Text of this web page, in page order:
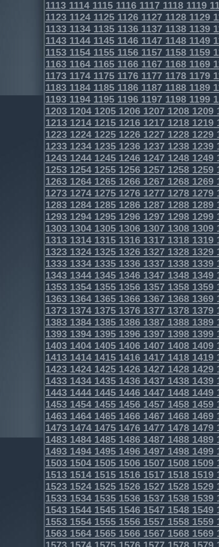
1113111411151116111711181119
1123112411251126112711281129
1133113411351136113711381139
1143114411451146114711481149
1153115411551156115711581159
1163116411651166116711681169
1173117411751176117711781179
1183118411851186118711881189
1193119411951196119711981199
1203120412051206120712081209
1213121412151216121712181219
1223122412251226122712281229
1233123412351236123712381239
1243124412451246124712481249
1253125412551256125712581259
1263126412651266126712681269
1273127412751276127712781279
1283128412851286128712881289
1293129412951296129712981299
1303130413051306130713081309
1313131413151316131713181319
1323132413251326132713281329
1333133413351336133713381339
1343134413451346134713481349
1353135413551356135713581359
1363136413651366136713681369
1373137413751376137713781379
1383138413851386138713881389
1393139413951396139713981399
1403140414051406140714081409
1413141414151416141714181419
1423142414251426142714281429
1433143414351436143714381439
1443144414451446144714481449
1453145414551456145714581459
1463146414651466146714681469
1473147414751476147714781479
1483148414851486148714881489
1493149414951496149714981499
1503150415051506150715081509
1513151415151516151715181519
1523152415251526152715281529
1533153415351536153715381539
1543154415451546154715481549
1553155415551556155715581559
1563156415651566156715681569